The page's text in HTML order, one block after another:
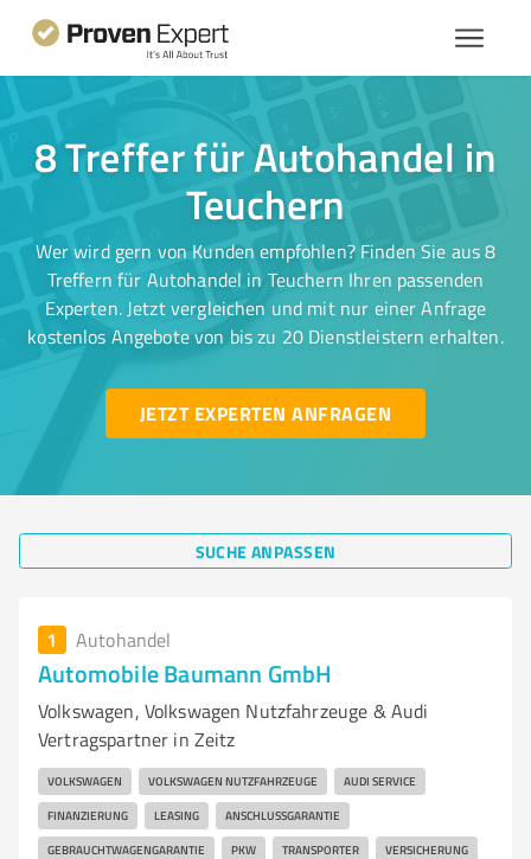
8 Treffer für Autohandel in
Teuchern
Wer wird gern von Kunden empfohlen? Finden Sie aus 8
Treffern für Autohandel in Teuchern Ihren passenden
Experten. Jetzt vergleichen und mit nur einer Anfrage
kostenlos Angebote von bis zu 20 Dienstleistern erhalten.
JETZT EXPERTEN ANFRAGEN
SUCHE ANPASSEN
1 Autohandel
Automobile Baumann GmbH
Volkswagen, Volkswagen Nutzfahrzeuge & Audi
Vertragspartner in Zeitz
VOLKSWAGEN VOLKSWAGEN NUTZFAHRZEUGE AUDI SERVICE
FINANZIERUNG LEASING ANSCHLUSSGARANTIE
GEBRAUCHTWAGENGARANTIE PKW TRANSPORTER VERSICHERUNG